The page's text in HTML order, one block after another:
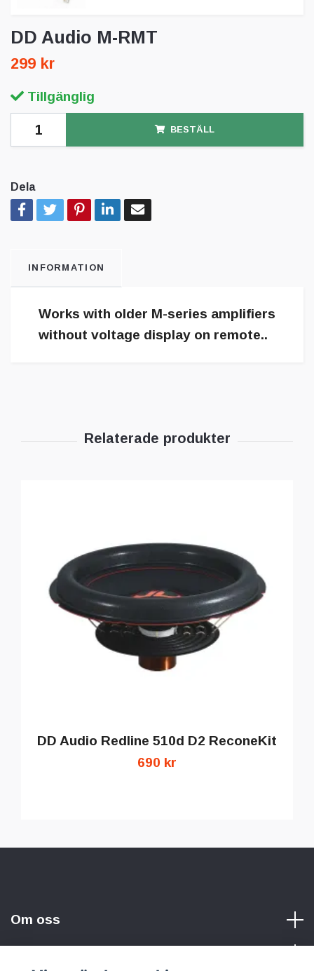
DD Audio M-RMT
299 kr
Tillgänglig
BESTÄLL
Dela
INFORMATION
Works with older M-series amplifiers
without voltage display on remote..
DD Audio Redline 510d D2 ReconeKit
690 kr
Om oss